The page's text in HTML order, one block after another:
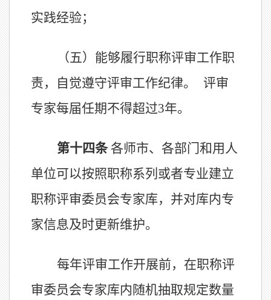
实践经验；
（五） 能够履行职称评审工作职
责，自觉遵守评审工作纪律。
评审
专家每届任期不得超过3年。
第十四条 各师市、 各部门和用人
单位可以按照职称系列或者专业建立
职称评审委员会专家库， 并对库内专
家信息及时更新维护。
每年评审工作开展前， 在职称评
审委员会专家库内随机抽取规定数量